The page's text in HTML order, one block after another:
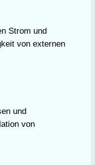
Strom und
von externen
und
von